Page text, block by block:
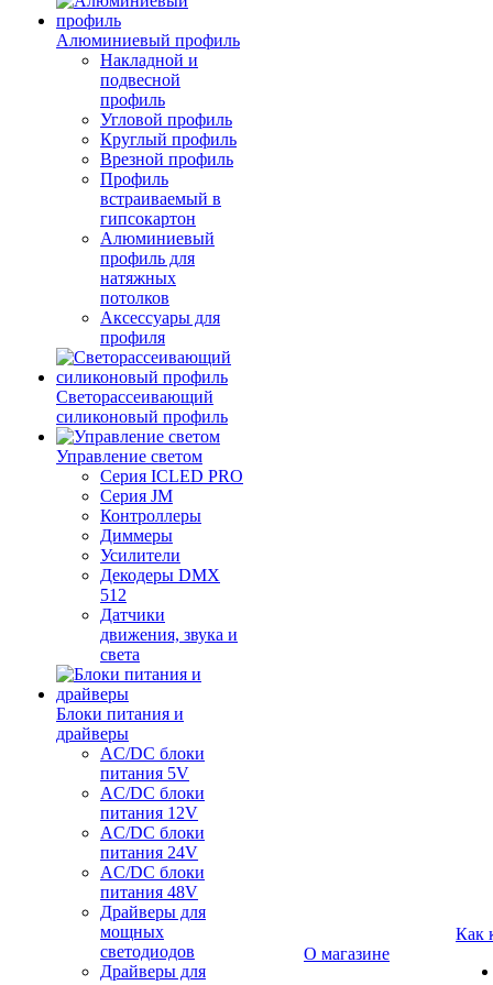
Алюминиевый профиль
Накладной и
подвесной
профиль
Угловой профиль
Круглый профиль
Врезной профиль
Профиль
встраиваемый в
гипсокартон
Алюминиевый
профиль для
натяжных
потолков
Аксессуары для
профиля
Светорассеивающий
силиконовый профиль
Управление светом
Серия ICLED PRO
Серия JM
Контроллеры
Диммеры
Усилители
Декодеры DMX
512
Датчики
движения, звука и
света
Блоки питания и
драйверы
AC/DC блоки
питания 5V
AC/DC блоки
питания 12V
AC/DC блоки
питания 24V
AC/DC блоки
питания 48V
Драйверы для
мощных
светодиодов
Драйверы для
О магазине
Как